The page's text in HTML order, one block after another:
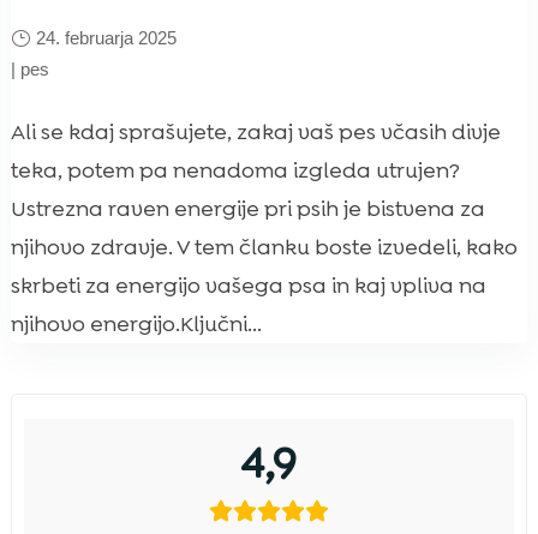
24. februarja 2025
| pes
Ali se kdaj sprašujete, zakaj vaš pes včasih divje
teka, potem pa nenadoma izgleda utrujen?
Ustrezna raven energije pri psih je bistvena za
njihovo zdravje. V tem članku boste izvedeli, kako
skrbeti za energijo vašega psa in kaj vpliva na
njihovo energijo.Ključni...
4,9